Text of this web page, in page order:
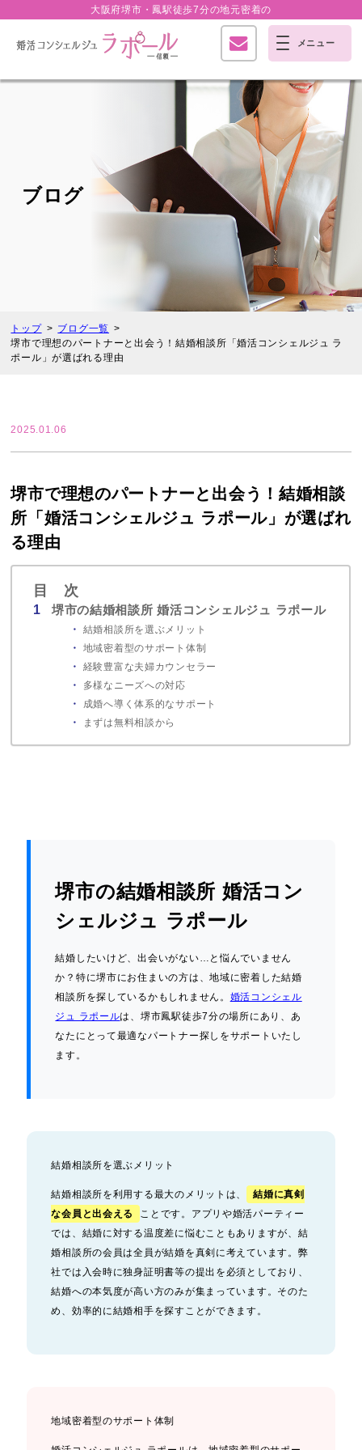
大阪府堺市・鳳駅徒歩7分の地元密着の
ブログ
トップ
ブログ一覧
堺市で理想のパートナーと出会う！結婚相談所「婚活コンシェルジュ ラ
ポール」が選ばれる理由
2025.01.06
堺市で理想のパートナーと出会う！結婚相談
所「婚活コンシェルジュ ラポール」が選ばれ
る理由
目 次
堺市の結婚相談所 婚活コンシェルジュ ラポール
結婚相談所を選ぶメリット
地域密着型のサポート体制
経験豊富な夫婦カウンセラー
多様なニーズへの対応
成婚へ導く体系的なサポート
まずは無料相談から
堺市の結婚相談所 婚活コン
シェルジュ ラポール
結婚したいけど、出会いがない…と悩んでいません
か？特に堺市にお住まいの方は、地域に密着した結婚
相談所を探しているかもしれません。 婚活コンシェル
ジュ ラポールは、堺市鳳駅徒歩7分の場所にあり、あ
なたにとって最適なパートナー探しをサポートいたし
ます。
結婚相談所を選ぶメリット
結婚相談所を利用する最大のメリットは、
結婚に真剣
な会員と出会える
ことです。アプリや婚活パーティー
では、結婚に対する温度差に悩むこともありますが、結
婚相談所の会員は全員が結婚を真剣に考えています。弊
社では入会時に独身証明書等の提出を必須としており、
結婚への本気度が高い方のみが集まっています。そのた
め、効率的に結婚相手を探すことができます。
地域密着型のサポート体制